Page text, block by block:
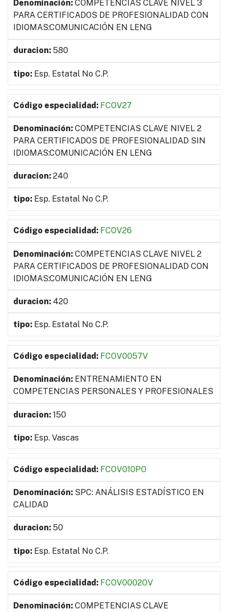
COMPETENCIAS CLAVE NIVEL 3
PARA CERTIFICADOS DE PROFESIONALIDAD CON
IDIOMAS:COMUNICACIÓN EN LENG
580
Esp. Estatal No C.P.
FCOV27
COMPETENCIAS CLAVE NIVEL 2
PARA CERTIFICADOS DE PROFESIONALIDAD SIN
IDIOMAS:COMUNICACIÓN EN LENG
240
Esp. Estatal No C.P.
FCOV26
COMPETENCIAS CLAVE NIVEL 2
PARA CERTIFICADOS DE PROFESIONALIDAD CON
IDIOMAS:COMUNICACIÓN EN LENG
420
Esp. Estatal No C.P.
FCOV0057V
ENTRENAMIENTO EN
COMPETENCIAS PERSONALES Y PROFESIONALES
150
Esp. Vascas
FCOV010PO
SPC: ANÁLISIS ESTADÍSTICO EN
CALIDAD
50
Esp. Estatal No C.P.
FCOV0002OV
COMPETENCIAS CLAVE